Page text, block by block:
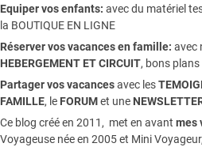
Equiper vos enfants: avec du matériel
la BOUTIQUE EN LIGNE
Réserver vos vacances en famille: avec
HEBERGEMENT ET CIRCUIT, bons plans
Partager vos vacancesavec les
FAMILLE, le FORUMet une
Ce blog créé en 2011, met en avant mes
Voyageuse née en 2005 et Mini